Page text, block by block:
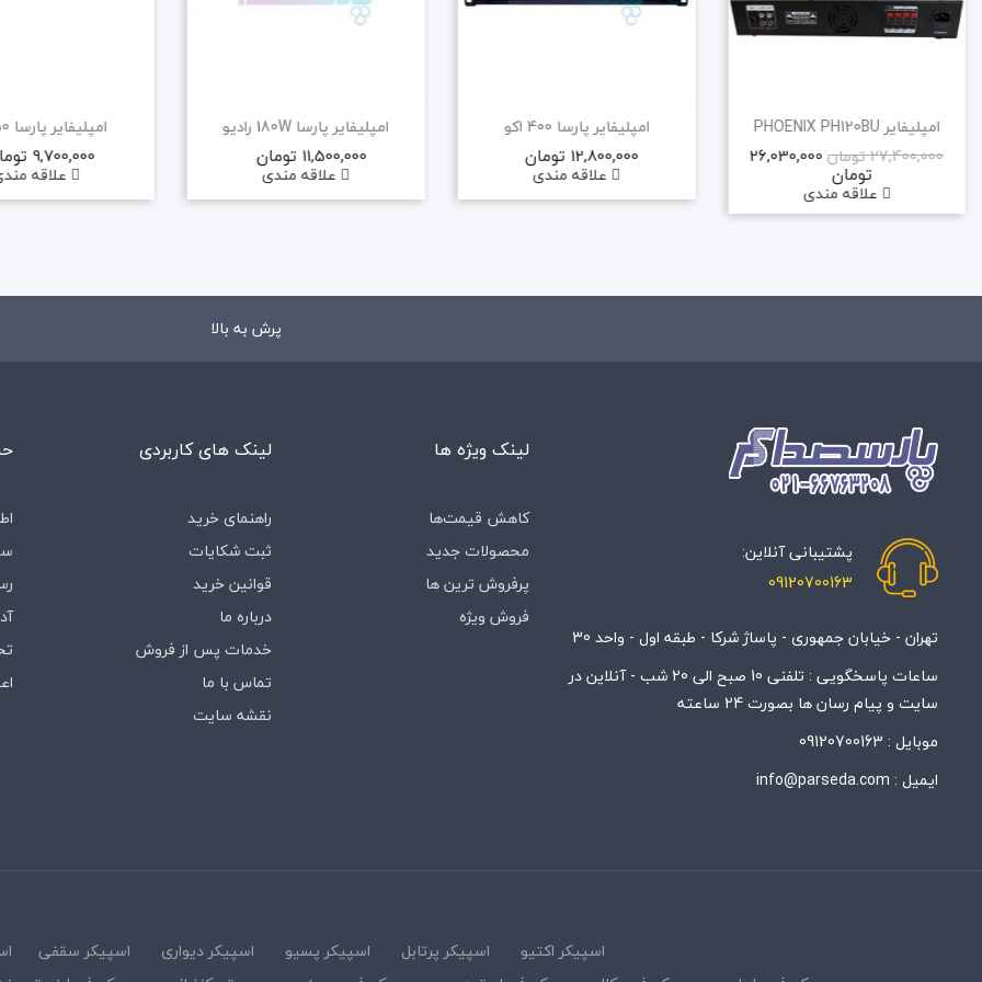
امپلیفایر PHOENIX PH120BU
27,400,000 تومان
26,030,000
تومان
علاقه مندی
امپلیفایر پارسا 400 اکو
12,800,000 تومان
علاقه مندی
امپلیفایر پارسا 180W رادیو
11,500,000 تومان
علاقه مندی
امپلیفایر پارسا 150 اکو
9,700,000 تومان
علاقه
پرش به بالا
پشتیبانی آنلاین:
09120700163
تهران - خیابان جمهوری - پاساژ شرکا - طبقه اول - واحد 30
ساعات پاسخگویی : تلفنی 10 صبح الی 20 شب - آنلاین در
سایت و پیام رسان ها بصورت 24 ساعته
موبایل : 09120700163
ایمیل : info@parseda.com
لینک ویژه ها
کاهش قیمت‌ها
محصولات جدید
پرفروش ترین ها
فروش ویژه
لینک های کاربردی
راهنمای خرید
ثبت شکایات
قوانین خرید
درباره‌ ما
خدمات پس از فروش
تماس با ما
نقشه سایت
اسپیکر اکتیو اسپیکر پرتابل اسپیکر پسیو اسپیکر دیواری اسپیکر سقفی